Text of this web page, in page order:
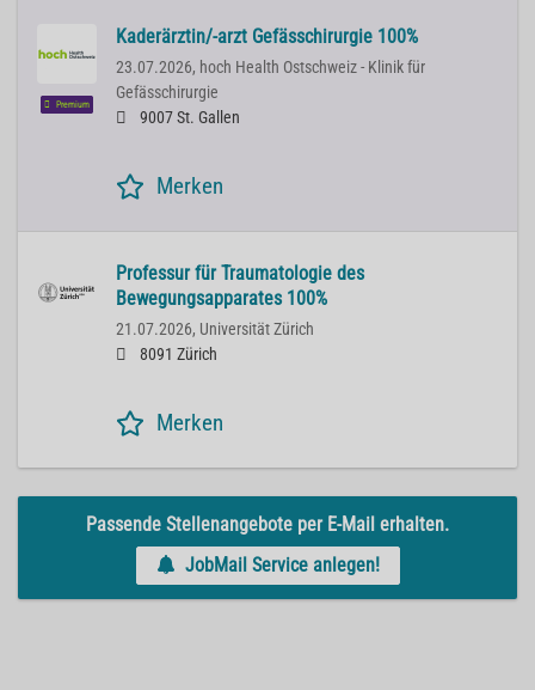
Premium
Kaderärztin/-arzt Gefässchirurgie 100%
23.07.2026, hoch Health Ostschweiz - Klinik für
Gefässchirurgie
9007 St. Gallen
Merken
Professur für Traumatologie des
Bewegungsapparates 100%
21.07.2026, Universität Zürich
8091 Zürich
Merken
Passende Stellenangebote per E-Mail erhalten.
JobMail Service anlegen!